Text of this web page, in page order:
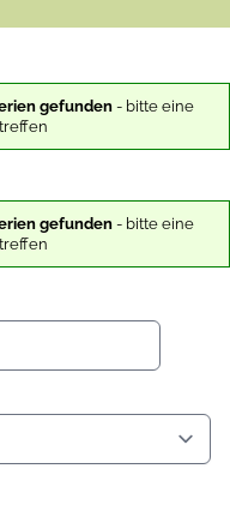
gefunden- bitte eine
gefunden- bitte eine